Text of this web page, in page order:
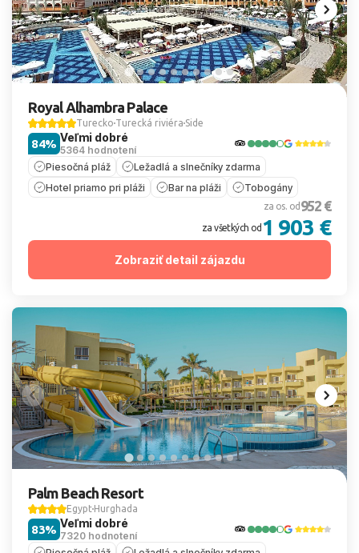
Royal Alhambra Palace
Turecko Turecká riviéra Side
Veľmi dobré
5364 hodnotení
84%
Piesočná pláž
Ležadlá a slnečníky zdarma
Hotel priamo pri pláži
Bar na pláži Tobogány
za os. od 952 €
za všetkých od 1 903 €
Zobraziť detail zájazdu
Palm Beach Resort
Egypt Hurghada
Veľmi dobré
7320 hodnotení
83%